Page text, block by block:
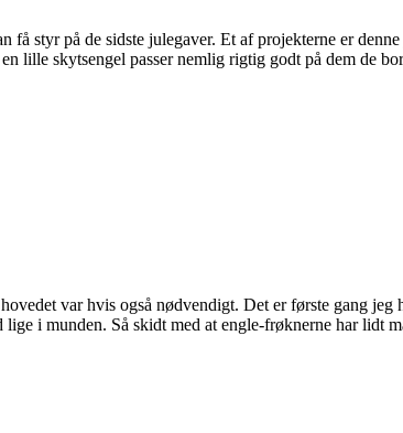
styr på de sidste julegaver. Et af projekterne er
lille skytsengel passer nemlig rigtig godt på dem de
var hvis også nødvendigt. Det er første gang jeg
i munden. Så skidt med at engle-frøknerne har lidt